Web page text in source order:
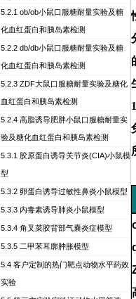
5.2.1 ob/ob小鼠口服糖耐量实验及糖
化血红蛋白和胰岛素检测
5.2.2 db/db小鼠口服糖耐量实验及糖
化血红蛋白和胰岛素检测
5.2.3 ZDF大鼠口服糖耐量实验及糖化
血红蛋白和胰岛素检测
5.2.4 高脂诱导肥胖小鼠口服糖耐量实
验及糖化血红蛋白和胰岛素检测
5.3.1 胶原蛋白诱导关节炎(CIA)小鼠模
型
5.3.2 卵蛋白诱导过敏性鼻炎小鼠模型
5.3.3 内毒素诱导肺炎小鼠模型
5.3.4 角叉菜胶背部气囊炎症模型
5.3.5 二甲苯耳廓肿胀模型
5.4 客户定制的热门靶点动物水平药效
实验